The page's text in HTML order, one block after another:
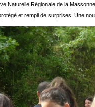
Naturelle Régionale de la
et rempli de surprises. Une